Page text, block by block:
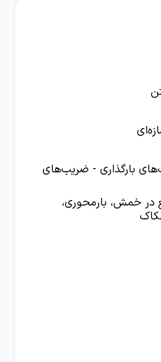
بارگذاری - ضریب‌های
در خمش، بارمحوری،